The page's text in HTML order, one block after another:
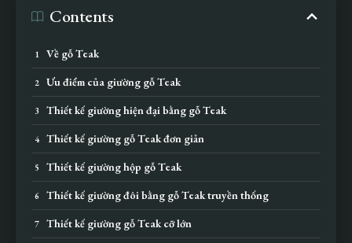
Contents
Về gỗ Teak
Ưu điểm của giường gỗ Teak
Thiết kế giường hiện đại bằng gỗ Teak
Thiết kế giường gỗ Teak đơn giản
Thiết kế giường hộp gỗ Teak
Thiết kế giường đôi bằng gỗ Teak truyền thống
Thiết kế giường gỗ Teak cỡ lớn